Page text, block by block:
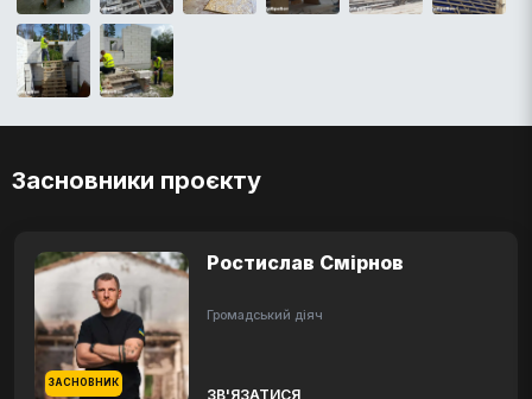
Засновники проєкту
ЗАСНОВНИК
Ростислав Смірнов
Громадський діяч
ЗВ'ЯЗАТИСЯ